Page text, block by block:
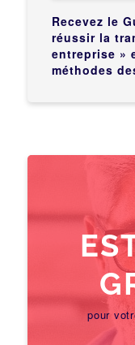
Recevez le
réussir la
entreprise »
méthodes
pour